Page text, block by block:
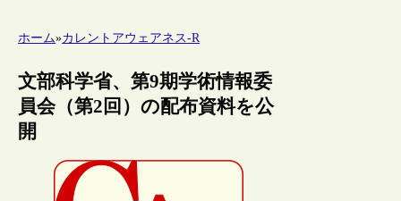
ホーム»カレントアウェアネス-R
文部科学省、第9期学術情報委
員会（第2回）の配布資料を公
開